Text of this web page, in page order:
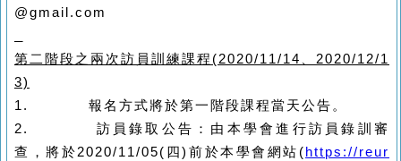
@gmail.com
第二階段之兩次訪員訓練課程 (2020/11/14
2020/12/1
3)
1. 報名方式將於第一階段課程當天公告。
2. 訪員錄取公告：由本學會進行訪員錄訓審
查，將於2020/11/05( 四) 前於本學會網站 ( https://reur